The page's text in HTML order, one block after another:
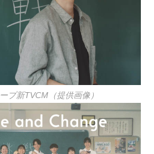
プ新TVCM（提供画像）